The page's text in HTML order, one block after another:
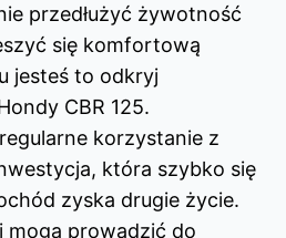
przedłużyć żywotność
się komfortową
jesteś to odkryj
CBR 125.
korzystanie z
która szybko się
zyska drugie życie.
mogą prowadzić do